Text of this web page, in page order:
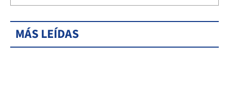
MÁS LEÍDAS